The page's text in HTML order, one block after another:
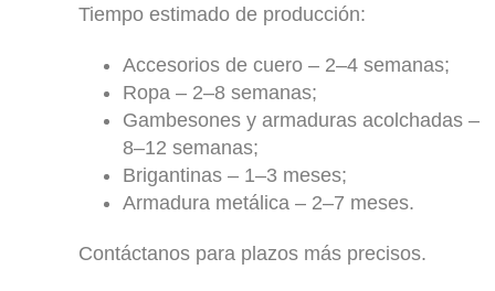
Tiempo estimado de producción:
Accesorios de cuero – 2–4 semanas;
Ropa – 2–8 semanas;
Gambesones y armaduras acolchadas –
8–12 semanas;
Brigantinas – 1–3 meses;
Armadura metálica – 2–7 meses.
Contáctanos para plazos más precisos.